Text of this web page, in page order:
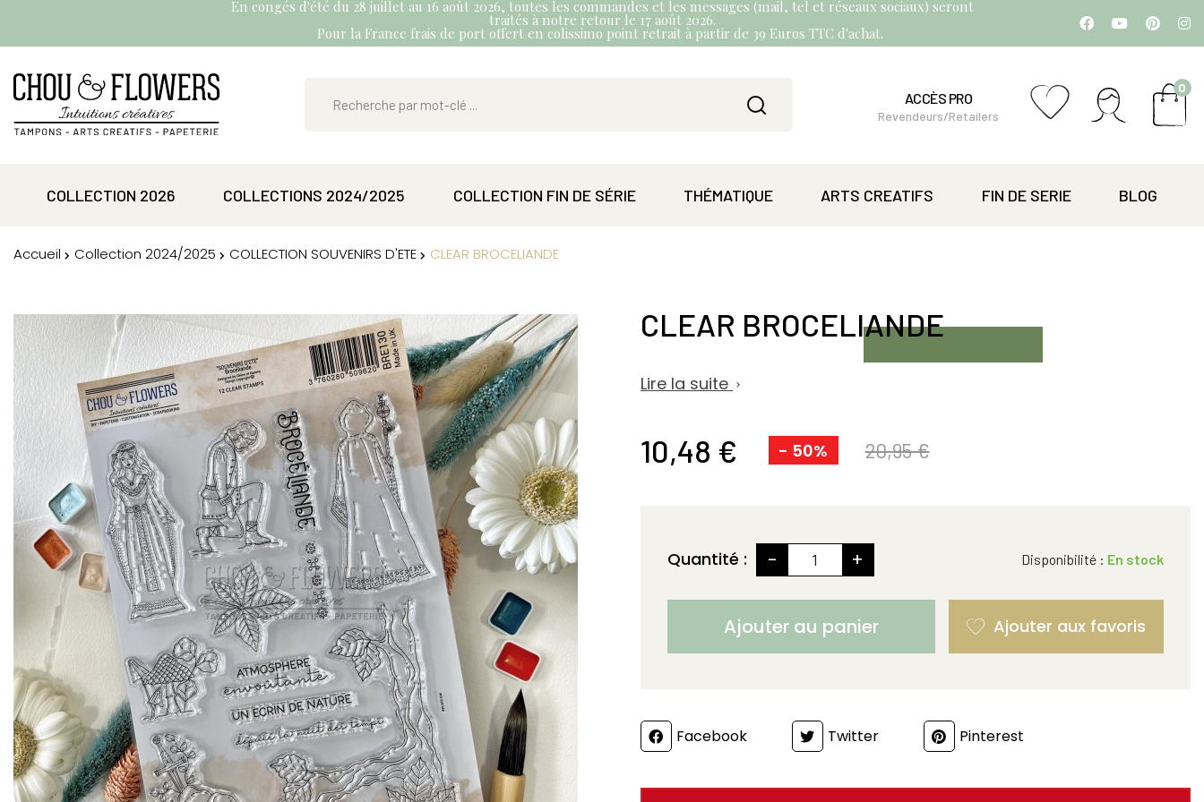
En congés d'été du 28 juillet au 16 août 2026, toutes les commandes et les messages (mail, tel et réseaux sociaux) seront
traités à notre retour le 17 août 2026.
Pour la France frais de port offert en colissimo point retrait à partir de 39 Euros TTC d'achat.
ACCÈS PRO
Revendeurs/Retailers
0
COLLECTION 2026 COLLECTIONS 2024/2025 COLLECTION FIN DE SÉRIE THÉMATIQUE ARTS CREATIFS FIN DE SERIE BLOG
Accueil Collection 2024/2025 COLLECTION SOUVENIRS D'ETE CLEAR BROCELIANDE
CLEAR BROCELIANDE
Lire la suite 
10,48 € - 50% 20,95 €
Quantité : - + Disponibilité : En stock
Ajouter au panier
PartagerFacebook Twitter Pinterest